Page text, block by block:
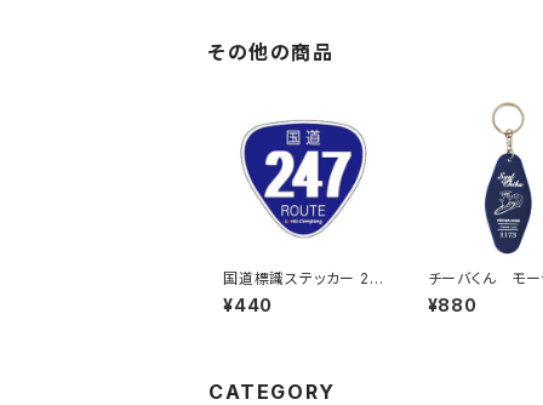
その他の商品
国道標識ステッカー 24
7号線
¥440
チーバくん モー
ーホルダー
¥880
CATEGORY